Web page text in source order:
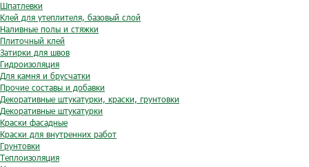
Шпатлевки
Клей для утеплителя, базовый слой
Наливные полы и стяжки
Плиточный клей
Затирки для швов
Гидроизоляция
Для камня и брусчатки
Прочие составы и добавки
Декоративные штукатурки, краски, грунтовки
Декоративные штукатурки
Краски фасадные
Краски для внутренних работ
Грунтовки
Теплоизоляция